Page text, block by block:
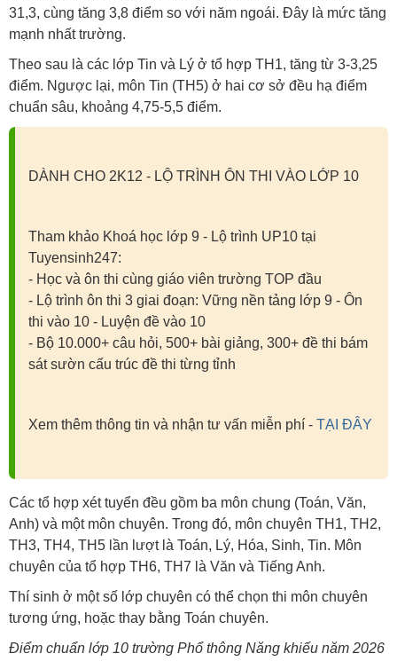
31,3, cùng tăng 3,8 điểm so với năm ngoái. Đây là mức tăng
mạnh nhất trường.
Theo sau là các lớp Tin và Lý ở tổ hợp TH1, tăng từ 3-3,25
điểm. Ngược lại, môn Tin (TH5) ở hai cơ sở đều hạ điểm
chuẩn sâu, khoảng 4,75-5,5 điểm.
DÀNH CHO 2K12 - LỘ TRÌNH ÔN THI VÀO LỚP 10
Tham khảo Khoá học lớp 9 - Lộ trình UP10 tại
Tuyensinh247:
- Học và ôn thi cùng giáo viên trường TOP đầu
- Lộ trình ôn thi 3 giai đoạn: Vững nền tảng lớp 9 - Ôn
thi vào 10 - Luyện đề vào 10
- Bộ 10.000+ câu hỏi, 500+ bài giảng, 300+ đề thi bám
sát sườn cấu trúc đề thi từng tỉnh
Xem thêm thông tin và nhận tư vấn miễn phí - TẠI ĐÂY
Các tổ hợp xét tuyển đều gồm ba môn chung (Toán, Văn,
Anh) và một môn chuyên. Trong đó, môn chuyên TH1, TH2,
TH3, TH4, TH5 lần lượt là Toán, Lý, Hóa, Sinh, Tin. Môn
chuyên của tổ hợp TH6, TH7 là Văn và Tiếng Anh.
Thí sinh ở một số lớp chuyên có thể chọn thi môn chuyên
tương ứng, hoặc thay bằng Toán chuyên.
Điểm chuẩn lớp 10 trường Phổ thông Năng khiếu năm 2026